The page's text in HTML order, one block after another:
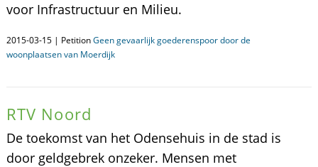
voor Infrastructuur en Milieu.
2015-03-15 | PetitionGeen gevaarlijk goederenspoor door de
woonplaatsen van Moerdijk
RTV Noord
De toekomst van het Odensehuis in de stad is
door geldgebrek onzeker. Mensen met